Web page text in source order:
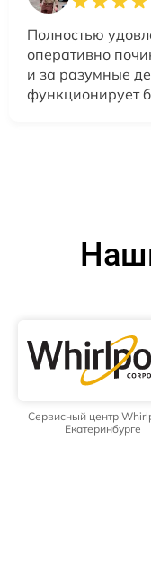
Полностью
оперативно
и за разумные
функционирует
Сервисный центр
Екатеринбурге